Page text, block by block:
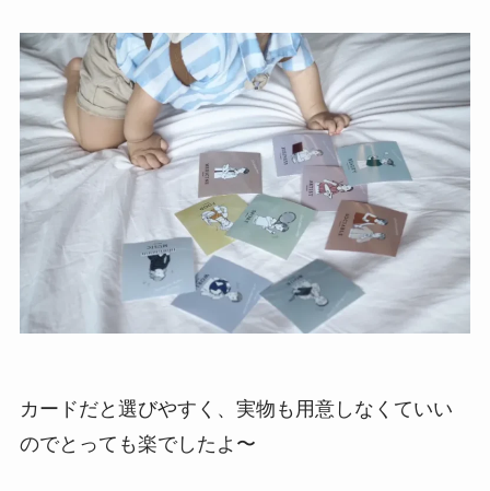
カードだと選びやすく、実物も用意しなくていい
のでとっても楽でしたよ〜